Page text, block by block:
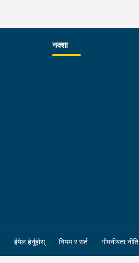
नक्शा
ईमेल हेर्नुहोस् नियम र सर्त गोपनीयता नीति